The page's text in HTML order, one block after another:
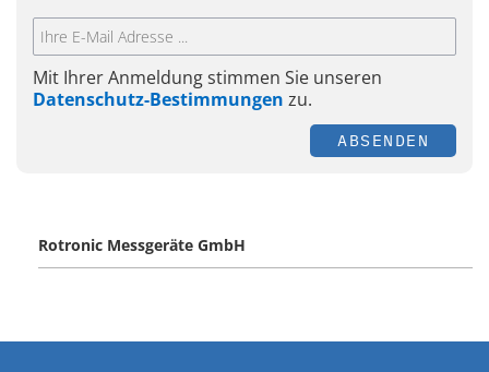
Mit Ihrer Anmeldung stimmen Sie unseren
Datenschutz-Bestimmungen zu.
ABSENDEN
Rotronic Messgeräte GmbH